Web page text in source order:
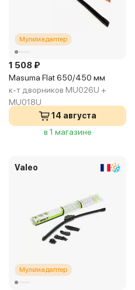
Мультиадаптер
1 508 ₽
Masuma Flat 650/450 мм
к-т дворников MU026U +
MU018U
14 августа
в 1 магазине
Valeo
Мультиадаптер